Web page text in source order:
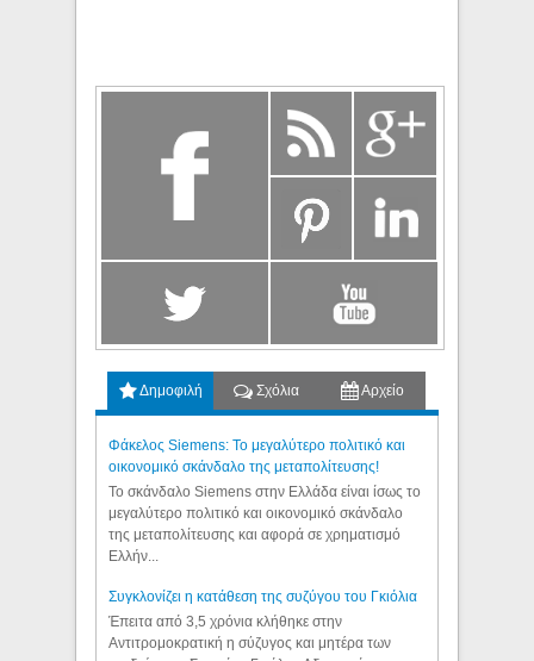
Δημοφιλή Σχόλια Αρχείο
Φάκελος Siemens: Το μεγαλύτερο πολιτικό και
οικονομικό σκάνδαλο της μεταπολίτευσης!
Το σκάνδαλο Siemens στην Ελλάδα είναι ίσως το
μεγαλύτερο πολιτικό και οικονομικό σκάνδαλο
της μεταπολίτευσης και αφορά σε χρηματισμό
Ελλήν...
Συγκλονίζει η κατάθεση της συζύγου του Γκιόλια
Έπειτα από 3,5 χρόνια κλήθηκε στην
Αντιτρομοκρατική η σύζυγος και μητέρα των